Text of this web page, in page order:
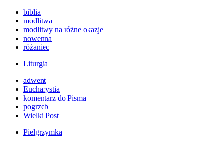
biblia
modlitwa
modlitwy na różne okazje
nowenna
różaniec
Liturgia
adwent
Eucharystia
komentarz do Pisma
pogrzeb
Wielki Post
Pielgrzymka